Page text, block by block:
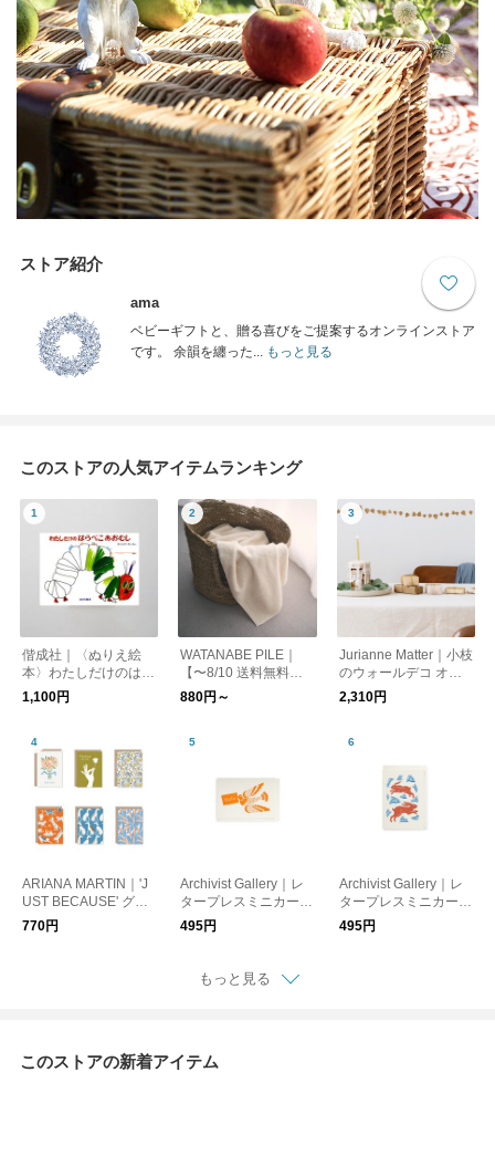
ストア紹介
ama
ベビーギフトと、贈る喜びをご提案するオンラインストア
です。 余韻を纏った...もっと見る
このストアの人気アイテムランキング
偕成社｜〈ぬりえ絵
本〉わたしだけのはら
ぺこあおむし［メール
便］
1,100円
WATANABE PILE｜
【〜8/10 送料無料】
なめらかバンガロール
organic きなり
880円～
Jurianne Matter｜小枝
のウォールデコ オー
クル［メール便］
2,310円
ARIANA MARTIN｜'J
UST BECAUSE' グリ
ーティングカード［メ
ール便］
770円
Archivist Gallery｜レ
タープレスミニカード
Hello Bird［メール
便］
495円
Archivist Gallery｜レ
タープレスミニカード
Hare［メール便］
495円
もっと見る
このストアの新着アイテム